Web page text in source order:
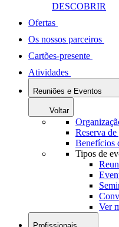
DESCOBRIR
Ofertas
Os nossos parceiros
Cartões-presente
Atividades
Reuniões e Eventos
Voltar
Reserva
Benefícios
Tipos de
Ver